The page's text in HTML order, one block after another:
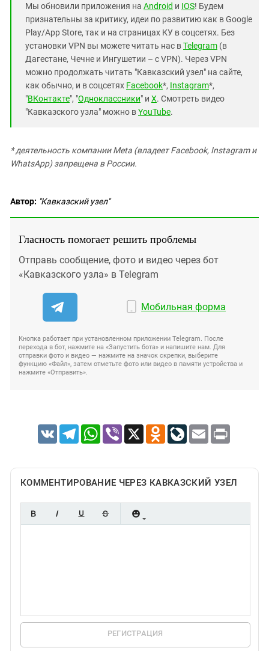
Мы обновили приложения на Android и IOS! Будем
признательны за критику, идеи по развитию как в Google
Play/App Store, так и на страницах КУ в соцсетях. Без
установки VPN вы можете читать нас вTelegram (в
Дагестане, Чечне и Ингушетии – с VPN). Через VPN
можно продолжать читать "Кавказский узел" на сайте,
как обычно, и в соцсетях Facebook*, Instagram*,
"ВКонтакте", "Одноклассники" и X. Смотреть видео
"Кавказского узла" можно вYouTube.
* деятельность компании Meta (владеет Facebook, Instagram и
WhatsApp) запрещена в России.
Автор: "Кавказский узел"
Гласность помогает решить проблемы
Отправь сообщение, фото и видео через бот
«Кавказского узла» в Telegram
Мобильная форма
Кнопка работает при установленном приложении Telegram. После
перехода в бот, нажмите на «Запустить бота» и напишите нам. Для
отправки фото и видео — нажмите на значок скрепки, выберите
функцию «Файл», затем отметьте фото или видео в памяти устройства и
нажмите «Отправить».
VK TelegramWhatsApp
Viber X Odnoklassniki
LiveJournal
Email Print
КОММЕНТИРОВАНИЕ ЧЕРЕЗ КАВКАЗСКИЙ УЗЕЛ
РЕГИСТРАЦИЯ